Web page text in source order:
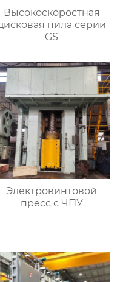
Высокоскоростная
пила серии
GS
Электровинтовой
пресс с ЧПУ